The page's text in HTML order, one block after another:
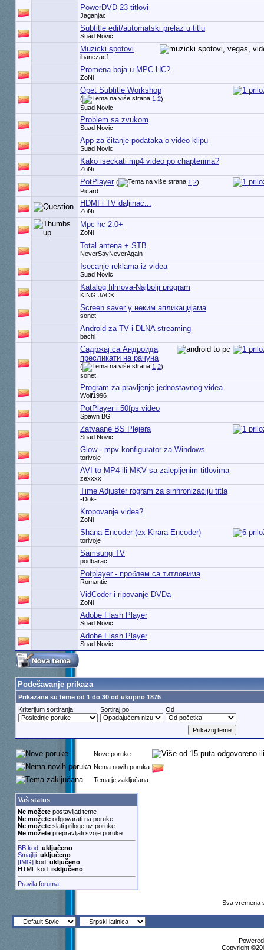
PowerDVD 23 titlovi
Jaganjac
Subtitle edit/automatski prelaz u titlu
Suad Novic
Muzicki spotovi
ibanezac1
Promena boja u MPC-HC?
ZoNi
Opet Subtitle Workshop
( 1 2)
Suad Novic
Problem sa zvukom
Suad Novic
App za čitanje podataka o video klipu
Suad Novic
Kako iseckati mp4 video po chapterima?
ZoNi
PotPlayer ( 1 2)
Picard
HDMI i TV daljinac...
ZoNi
Mpc-hc 2.0+
ZoNi
Total antena + STB
NeverSayNeverAgain
Isecanje reklama iz videa
Suad Novic
Katalog filmova-Najbolji program
KING JACK
Screen saver у неким апликацијама
sonet
Android za TV i DLNA streaming
bachi
Садржај са Андроида
пресликати на рачуна
( 1 2)
sonet
Program za pravljenje jednostavnog videa
Wolf1996
PotPlayer i 50fps video
Spawn BG
Zatvaane BS Plejera
Suad Novic
Glow - mpv konfigurator za Windows
torivoje
AVI to MP4 ili MKV sa zalepljenim titlovima
zexxxx
Time Adjuster rogram za sinhronizaciju titla
-Dok-
Kropovanje videa?
ZoNi
Shana Encoder (ex Kirara Encoder)
torivoje
Samsung TV
podbarac
Potplayer - проблем са титловима
Romantic
VidCoder i ripovanje DVDa
ZoNi
Adobe Flash Player
Suad Novic
Adobe Flash Player
Suad Novic
Podešavanje prikaza
Prikazane su teme od 1 do 30 od ukupno 1875
Kriterijum sortiranja:
Sortiraj po Od
Nove poruke
Nema novih poruka
Tema je zaključana
Vaš status
Ne možetepostavljati teme
Ne možeteodgovarati na poruke
Ne možeteslati priloge uz poruke
Ne možeteprepravljati svoje poruke
BB kod: uključeno
Smajliji: uključeno
[IMG]kod: uključeno
HTML kod: isključeno
Pravila foruma
Sva vremena
Copyright